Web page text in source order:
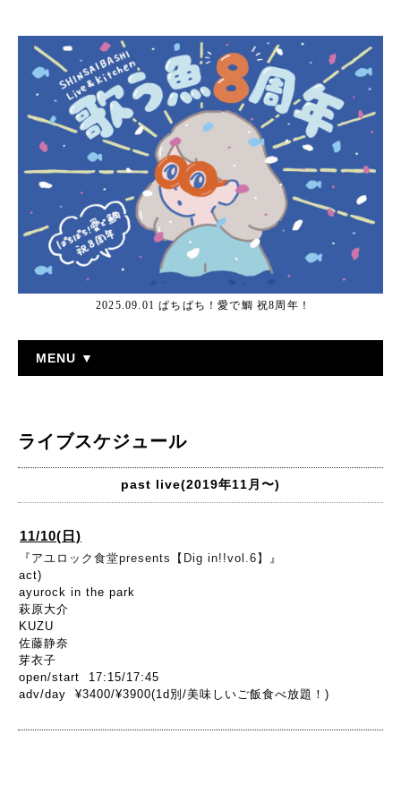
2025.09.01 ぱちぱち！愛で鯛 祝8周年！
MENU ▼
ライブスケジュール
past live(2019年11月〜)
11/10(日)
『 アユロック食堂presents 【Dig in!!vol.6】 』
act)
ayurock in the park
萩原大介
KUZU
佐藤静奈
芽衣子
open/start 17:15/17:45
adv/day ¥3400/¥3900(1d別/美味しいご飯食べ放題！)